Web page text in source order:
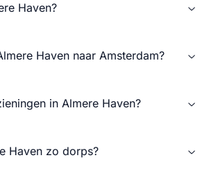
Haven?
Haven naar Amsterdam?
in Almere Haven?
Haven zo dorps?